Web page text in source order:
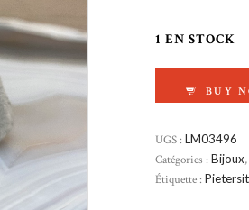
1 EN STOCK
BUY
UGS : LM03496
Catégories : Bijoux,
Étiquette :